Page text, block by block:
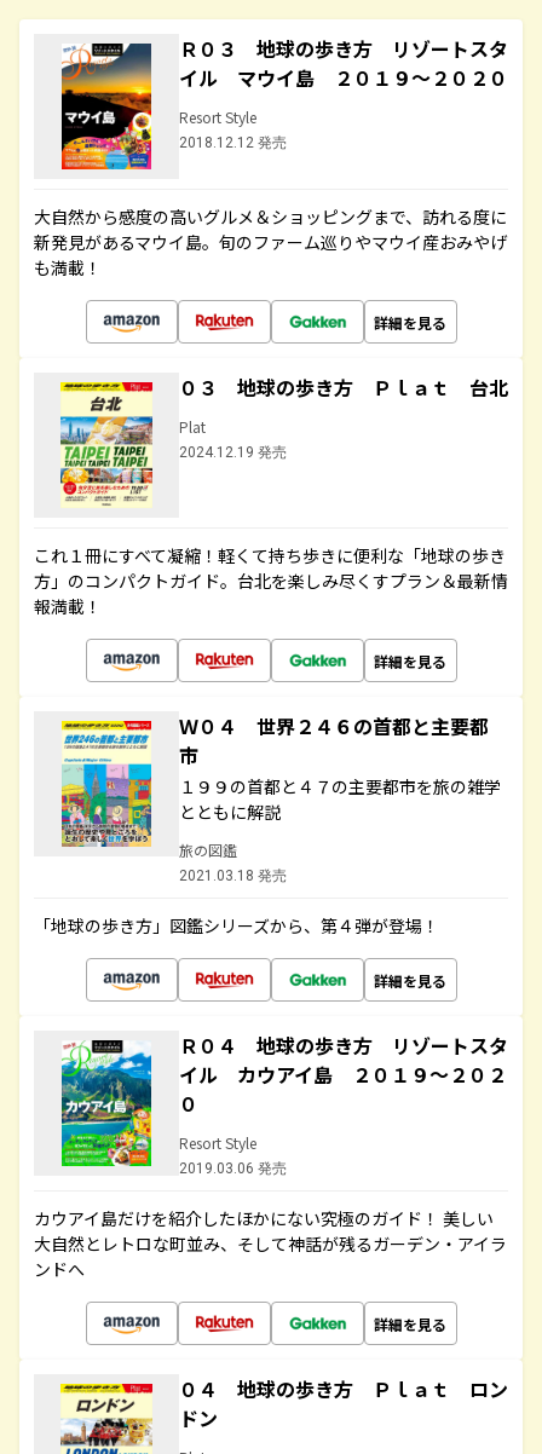
Ｒ０３ 地球の歩き方 リゾートスタ
イル マウイ島 ２０１９～２０２０
Resort Style
2018.12.12 発売
大自然から感度の高いグルメ＆ショッピングまで、訪れる度に
新発見があるマウイ島。旬のファーム巡りやマウイ産おみやげ
も満載！
詳細を見る
０３ 地球の歩き方 Ｐｌａｔ 台北
Plat
2024.12.19 発売
これ１冊にすべて凝縮！軽くて持ち歩きに便利な「地球の歩き
方」のコンパクトガイド。台北を楽しみ尽くすプラン＆最新情
報満載！
詳細を見る
Ｗ０４ 世界２４６の首都と主要都
市
１９９の首都と４７の主要都市を旅の雑学
とともに解説
旅の図鑑
2021.03.18 発売
「地球の歩き方」図鑑シリーズから、第４弾が登場！
詳細を見る
Ｒ０４ 地球の歩き方 リゾートスタ
イル カウアイ島 ２０１９～２０２
０
Resort Style
2019.03.06 発売
カウアイ島だけを紹介したほかにない究極のガイド！ 美しい
大自然とレトロな町並み、そして神話が残るガーデン・アイラ
ンドへ
詳細を見る
０４ 地球の歩き方 Ｐｌａｔ ロン
ドン